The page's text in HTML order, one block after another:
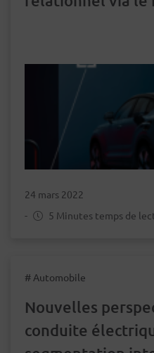
24 mars 2022
-
5 Minutes temps de
# Automobile
Nouvelles
conduite